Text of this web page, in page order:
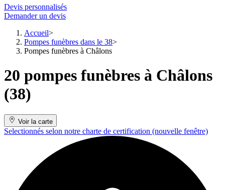
Devis personnalisés
Demander un devis
Accueil
Pompes funèbres dans le 38
Pompes funèbres à Châlons
20 pompes funèbres à Châlons
(38)
Voir la carte
Selectionnés selon notre charte de certification (nouvelle fenêtre)